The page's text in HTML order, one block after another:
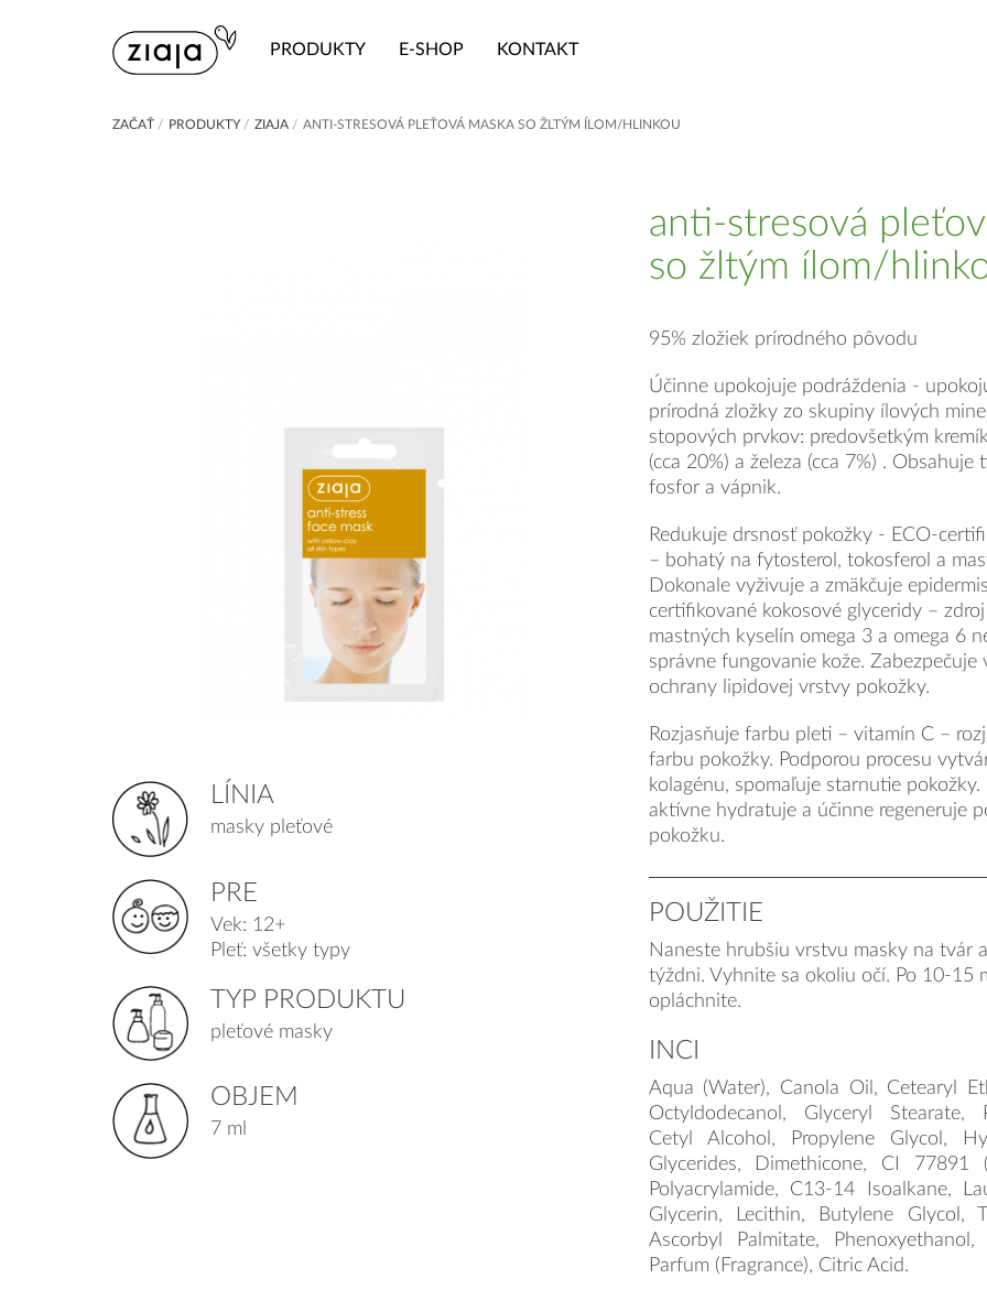
PRODUKTY E-SHOP KONTAKT
ZAČAŤ / PRODUKTY / ZIAJA / ANTI-STRESOVÁ PLEŤOVÁ MASKA SO ŽLTÝM ÍLOM/HLINKOU
LÍNIA
masky pleťové
PRE
Vek: 12+
Pleť: všetky typy
TYP PRODUKTU
pleťové masky
OBJEM
7 ml
anti-stresová
so žltým ílom/
95% zložiek prírodného pôvodu
Účinne upokojuje podráždenia -
prírodná zložky zo skupiny ílových
stopových prvkov: predovšetkým
(cca 20%) a železa (cca 7%) . Obsahuje
fosfor a vápnik.
Redukuje drsnosť pokožky - ECO-
– bohatý na fytosterol, tokosferol a
Dokonale vyživuje a zmäkčuje
certifikované kokosové glyceridy –
mastných kyselín omega 3 a omega 6
správne fungovanie kože. Zabezpečuje
ochrany lipidovej vrstvy pokožky.
Rozjasňuje farbu pleti – vitamín C –
farbu pokožky. Podporou procesu
kolagénu, spomaľuje starnutie
aktívne hydratuje a účinne regeneruje
pokožku.
POUŽITIE
Naneste hrubšiu vrstvu masky na tvár
týždni. Vyhnite sa okoliu očí. Po 10-15
opláchnite.
INCI
Aqua (Water), Canola Oil, Cetearyl
Octyldodecanol, Glyceryl Stearate,
Cetyl Alcohol, Propylene Glycol,
Glycerides, Dimethicone, CI 77891
Polyacrylamide, C13-14 Isoalkane,
Glycerin, Lecithin, Butylene Glycol,
Ascorbyl Palmitate, Phenoxyethanol,
Parfum (Fragrance), Citric Acid.